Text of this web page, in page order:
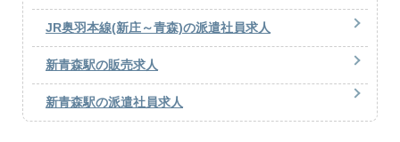
JR奥羽本線(新庄～青森)の派遣社員求人
新青森駅の販売求人
新青森駅の派遣社員求人